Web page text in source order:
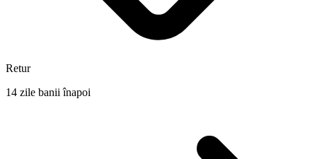
Retur
14 zile banii înapoi